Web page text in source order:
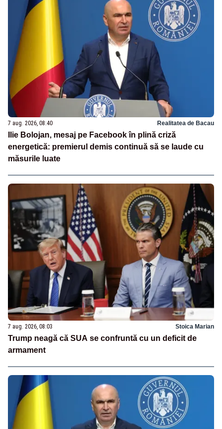
7 aug. 2026, 08:40 Realitatea de Bacau
Ilie Bolojan, mesaj pe Facebook în plină criză
energetică: premierul demis continuă să se laude cu
măsurile luate
7 aug. 2026, 08:03 Stoica Marian
Trump neagă că SUA se confruntă cu un deficit de
armament